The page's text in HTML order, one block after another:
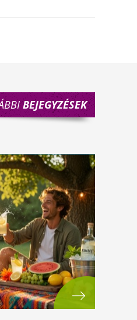
BEJEGYZÉSEK